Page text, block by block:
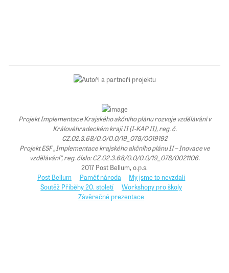
Projekt Implementace Krajského akčního plánu rozvoje vzdělávání v
Královéhradeckém kraji II (I-KAP II), reg. č.
CZ.02.3.68/0.0/0.0/19_078/0019192
Projekt ESF „Implementace krajského akčního plánu II – Inovace ve
vzdělávání“, reg. číslo: CZ.02.3.68/0.0/0.0/19_078/0021106.
2017 Post Bellum, o.p.s.
Post Bellum
Paměť národa
My jsme to nevzdali
Soutěž Příběhy 20. století
Workshopy pro školy
Závěrečné prezentace